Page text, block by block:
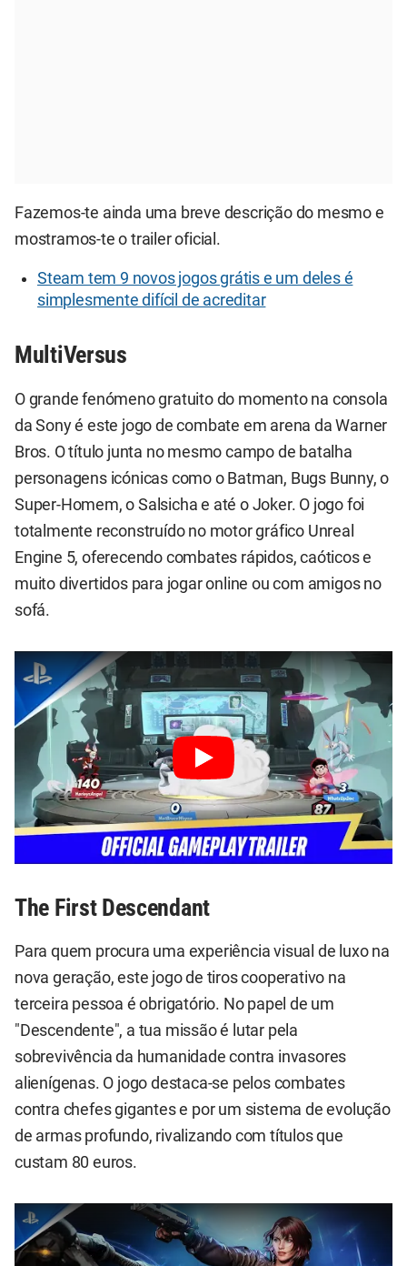
Fazemos-te ainda uma breve descrição do mesmo e
mostramos-te o trailer oficial.
Steam tem 9 novos jogos grátis e um deles é
simplesmente difícil de acreditar
MultiVersus
O grande fenómeno gratuito do momento na consola
da Sony é este jogo de combate em arena da Warner
Bros. O título junta no mesmo campo de batalha
personagens icónicas como o Batman, Bugs Bunny, o
Super-Homem, o Salsicha e até o Joker. O jogo foi
totalmente reconstruído no motor gráfico Unreal
Engine 5, oferecendo combates rápidos, caóticos e
muito divertidos para jogar online ou com amigos no
sofá.
The First Descendant
Para quem procura uma experiência visual de luxo na
nova geração, este jogo de tiros cooperativo na
terceira pessoa é obrigatório. No papel de um
"Descendente", a tua missão é lutar pela
sobrevivência da humanidade contra invasores
alienígenas. O jogo destaca-se pelos combates
contra chefes gigantes e por um sistema de evolução
de armas profundo, rivalizando com títulos que
custam 80 euros.